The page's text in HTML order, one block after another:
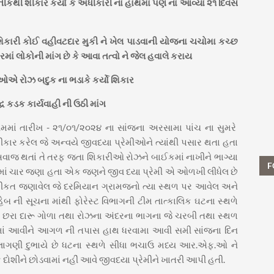
શીકાર કર્યા કે અધીકારી ના હાથમાં પણ ના આવ્યા ૨૧ દિવસ
કોઈ વહીવટદાર મુકી ને ખેલ પાડવાની યોજના ચચોમા કચ્છ
લોકોની માંગ છે કે આવા તત્વો ને જેલ હવાલે કરાય
રોઝ બદુક ના ભડાકે કર્યો શિકાર
કડક કાર્યવાહી ની ઉઠી માંગ
તારીખ - ૨૧/૦૧/૨૦૨૪ ના સાંજના અરસામા પાંચ ના સુમરે
શીકાર કરેલ જે અન્વયે જીવદયા પ્રેમીઓને ત્યાંથી પસાર થતા હતા
થતાં તે તરફ જતા શિકારીઓ રોઝને બાઈકમાં નાખીને ભાગ્યા
ચાર જણા હતા એક જણને જીવ દયા પ્રેમી એ ઓળખી લીધેલ છે
જણાવેલ જે દરમિયાન ગ્રામજનો ત્યા સ્થળ પર આવેલ અને
ની સૂચના માંથી ફોરેસ્ટ વિભાગની ટીમ તાત્કાલિક ઘટના સ્થળે
દારૂ ગોળા તથા રોઝના અંદરના ભાગના જે ચરબી તથા સ્થળ
આવીને આગળ ની તપાસ હાથ ધરવામા આવી સમી સાંજના દિન
લાગણી દુભાયે છે ધટના સ્થળે સીધા ભચાઉ મધ્ય આર.એફ.ઓ ને
છોડવામાં નહીં આવે જીવદયા પ્રેમીને ખાતરી આપી હતી.